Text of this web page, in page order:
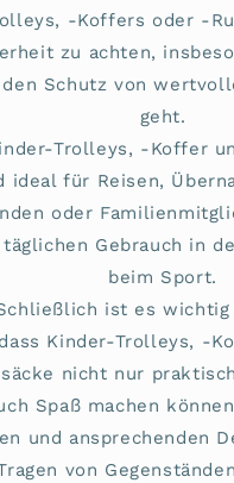
-Koffers oder -
zu achten,
den Schutz von
geht.
Trolleys, -Koffer
ideal für Reisen,
oder
täglichen Gebrauch in
beim Sport.
ist es wichtig
dass Kinder-Trolleys, -
nicht nur
Spaß machen
und ansprechenden
von